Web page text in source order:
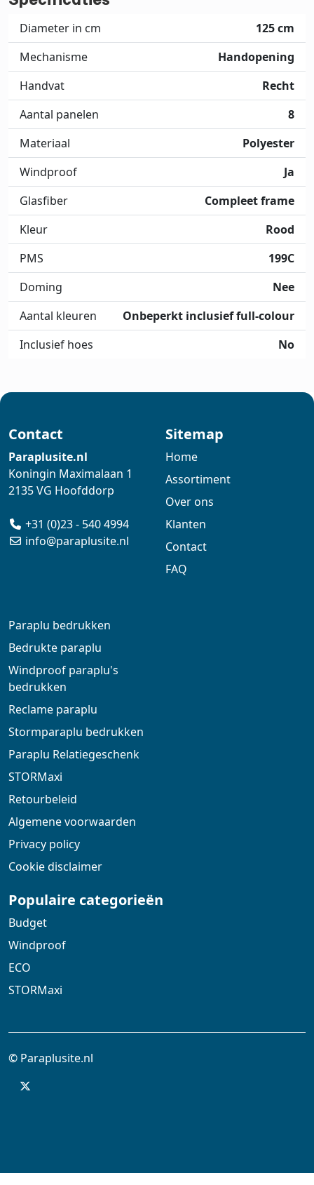
125 cm
Diameter in cm
Handopening
Mechanisme
Recht
Handvat
8
Aantal panelen
Polyester
Materiaal
Ja
Windproof
Compleet frame
Glasfiber
Rood
Kleur
199C
PMS
Nee
Doming
Onbeperkt inclusief full-colour
Aantal kleuren
No
Inclusief hoes
Contact
Paraplusite.nl
Koningin Maximalaan 1
2135 VG Hoofddorp
+31 (0)23 - 540 4994
info@paraplusite.nl
Sitemap
Home
Assortiment
Over ons
Klanten
Contact
FAQ
Paraplu bedrukken
Bedrukte paraplu
Windproof paraplu's
bedrukken
Reclame paraplu
Stormparaplu bedrukken
Paraplu Relatiegeschenk
STORMaxi
Retourbeleid
Algemene voorwaarden
Privacy policy
Cookie disclaimer
Populaire categorieën
Budget
Windproof
ECO
STORMaxi
© Paraplusite.nl